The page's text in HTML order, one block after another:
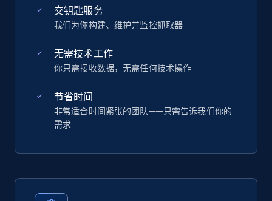
交钥匙服务
我们为你构建、维护并监控抓取器
无需技术工作
你只需接收数据，无需任何技术操作
节省时间
非常适合时间紧张的团队——只需告诉我们你的
需求